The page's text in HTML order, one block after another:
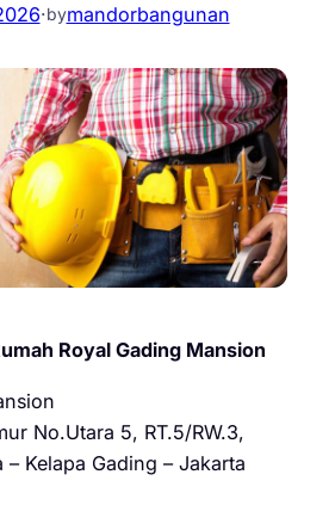
·bymandorbangunan
Royal Gading Mansion
No.Utara 5, RT.5/RW.3,
– Kelapa Gading – Jakarta